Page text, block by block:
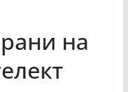
на